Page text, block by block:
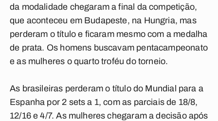
da modalidade chegaram a final da competição,
que aconteceu em Budapeste, na Hungria, mas
perderam o título e ficaram mesmo com a medalha
de prata. Os homens buscavam pentacampeonato
e as mulheres o quarto troféu do torneio.
As brasileiras perderam o título do Mundial para a
Espanha por 2 sets a 1, com as parciais de 18/8,
12/16 e 4/7. As mulheres chegaram a decisão após